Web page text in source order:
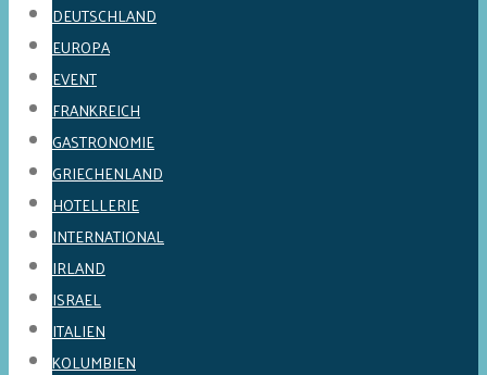
DEUTSCHLAND
EUROPA
EVENT
FRANKREICH
GASTRONOMIE
GRIECHENLAND
HOTELLERIE
INTERNATIONAL
IRLAND
ISRAEL
ITALIEN
KOLUMBIEN